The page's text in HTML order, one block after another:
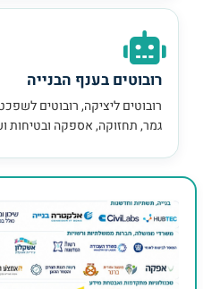
רובוטים בענף הבנייה
רובוטים ליציקה, רובוטים
גמר, תחזוקה, אספקה ובטיחות